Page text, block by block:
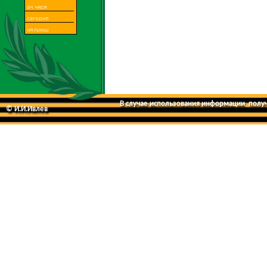
© И.И.Ивлев
В случае использования информации,